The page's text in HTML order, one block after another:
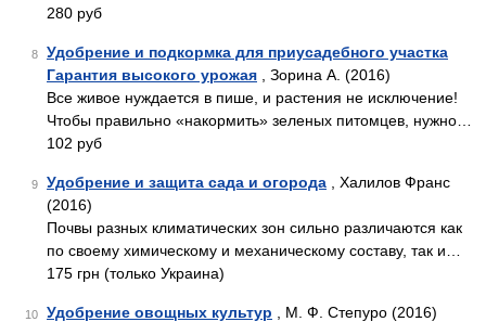
280 руб
8
Удобрение и подкормка для приусадебного участка
Гарантия высокого урожая , Зорина А. (2016)
Все живое нуждается в пише, и растения не исключение!
Чтобы правильно «накормить» зеленых питомцев, нужно…
102 руб
9 Удобрение и защита сада и огорода , Халилов Франс
(2016)
Почвы разных климатических зон сильно различаются как
по своему химическому и механическому составу, так и…
175 грн (только Украина)
10 Удобрение овощных культур , М. Ф. Степуро (2016)